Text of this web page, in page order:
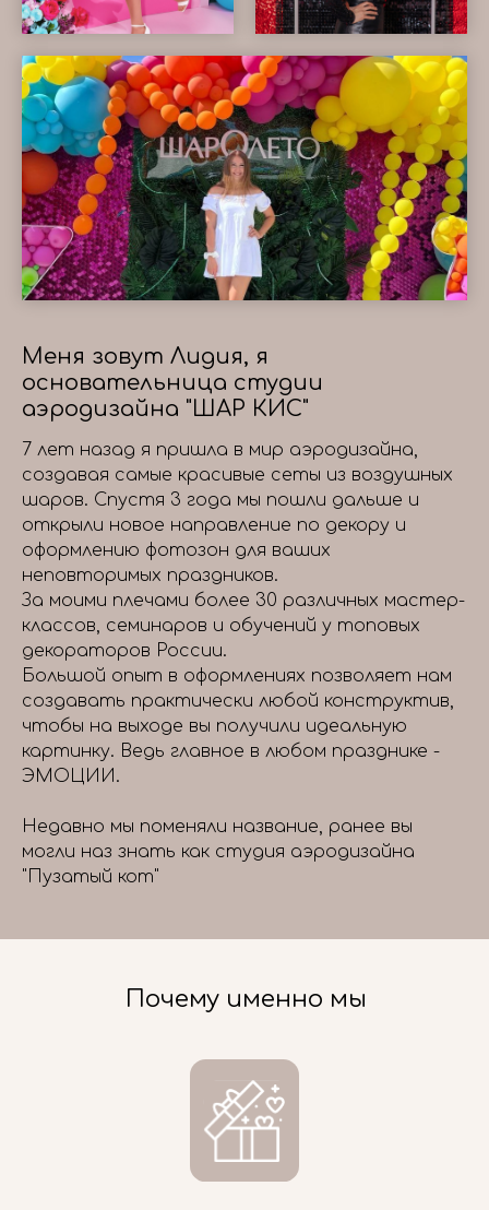
Меня зовут Лидия, я
основательница студии
аэродизайна "ШАР КИС"
7 лет назад я пришла в мир аэродизайна,
создавая самые красивые сеты из воздушных
шаров. Спустя 3 года мы пошли дальше и
открыли новое направление по декору и
оформлению фотозон для ваших
неповторимых праздников.
За моими плечами более 30 различных мастер-
классов, семинаров и обучений у топовых
декораторов России.
Большой опыт в оформлениях позволяет нам
создавать практически любой конструктив,
чтобы на выходе вы получили идеальную
картинку. Ведь главное в любом празднике -
ЭМОЦИИ.
Недавно мы поменяли название, ранее вы
могли наз знать как студия аэродизайна
"Пузатый кот"
Почему именно мы